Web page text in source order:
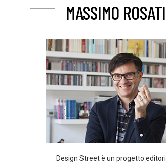
MASSIMO ROSATI
Design Street è un progetto